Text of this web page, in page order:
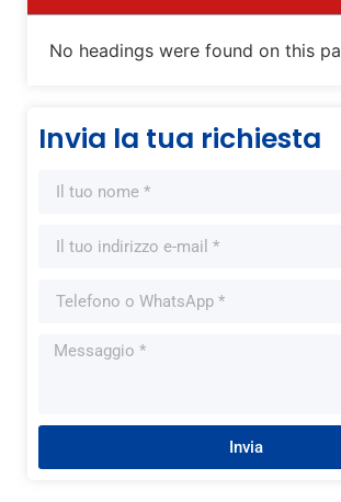
No headings were found on this
Invia la tua richiesta
Invia